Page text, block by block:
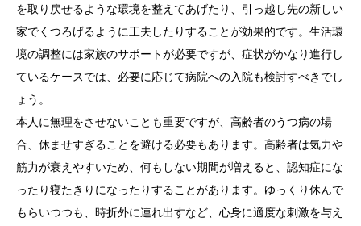
を取り戻せるような環境を整えてあげたり、引っ越し先の新しい
家でくつろげるように工夫したりすることが効果的です。生活環
境の調整には家族のサポートが必要ですが、症状がかなり進行し
ているケースでは、必要に応じて病院への入院も検討すべきでし
ょう。
本人に無理をさせないことも重要ですが、高齢者のうつ病の場
合、休ませすぎることを避ける必要もあります。高齢者は気力や
筋力が衰えやすいため、何もしない期間が増えると、認知症にな
ったり寝たきりになったりすることがあります。ゆっくり休んで
もらいつつも、時折外に連れ出すなど、心身に適度な刺激を与え